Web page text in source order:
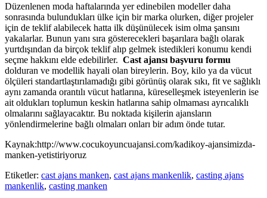
Düzenlenen moda haftalarında yer edinebilen modeller daha
sonrasında bulundukları ülke için bir marka olurken, diğer projeler
için de teklif alabilecek hatta ilk düşünülecek isim olma şansını
yakalarlar. Bunun yanı sıra gösterecekleri başarılara bağlı olarak
yurtdışından da birçok teklif alıp gelmek istedikleri konumu kendi
seçme hakkını elde edebilirler. Cast ajansı başvuru formu
dolduran ve modellik hayali olan bireylerin. Boy, kilo ya da vücut
ölçüleri standartlaştırılamadığı gibi görünüş olarak sıkı, fit ve sağlıklı
aynı zamanda orantılı vücut hatlarına, küreselleşmek isteyenlerin ise
ait oldukları toplumun keskin hatlarına sahip olmaması ayrıcalıklı
olmalarını sağlayacaktır. Bu noktada kişilerin ajansların
yönlendirmelerine bağlı olmaları onları bir adım önde tutar.
Kaynak:http://www.cocukoyuncuajansi.com/kadikoy-ajansimizda-
manken-yetistiriyoruz
Etiketler: cast ajans manken, cast ajans mankenlik, casting ajans
mankenlik, casting manken